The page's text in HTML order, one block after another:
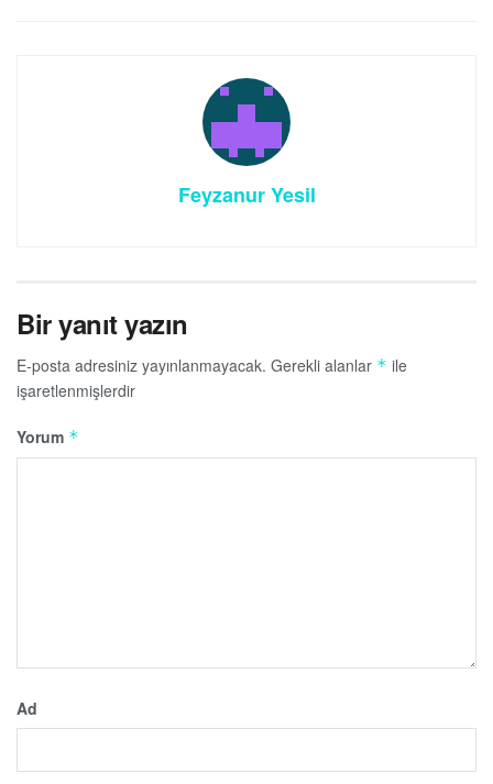
Feyzanur Yesil
Bir yanıt yazın
E-posta adresiniz yayınlanmayacak. Gerekli alanlar * ile
işaretlenmişlerdir
Yorum *
Ad